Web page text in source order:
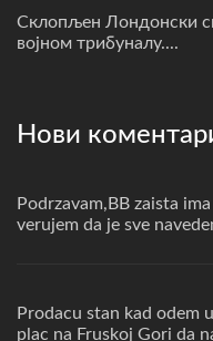
Склопљен Лондонски
војном трибуналу....
Нови
Podrzavam,BB zaista
verujem da je sve
Prodacu stan kad odem
plac na Fruskoj Gori da